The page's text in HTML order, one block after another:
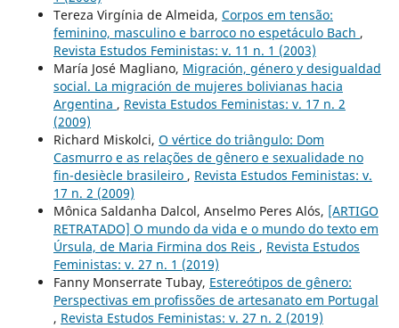
Tereza Virgínia de Almeida, Corpos em tensão:
feminino, masculino e barroco no espetáculo Bach ,
Revista Estudos Feministas: v. 11 n. 1 (2003)
María José Magliano, Migración, género y desigualdad
social. La migración de mujeres bolivianas hacia
Argentina , Revista Estudos Feministas: v. 17 n. 2
(2009)
Richard Miskolci, O vértice do triângulo: Dom
Casmurro e as relações de gênero e sexualidade no
fin-desiècle brasileiro , Revista Estudos Feministas: v.
17 n. 2 (2009)
Mônica Saldanha Dalcol, Anselmo Peres Alós, [ARTIGO
RETRATADO] O mundo da vida e o mundo do texto em
Úrsula, de Maria Firmina dos Reis , Revista Estudos
Feministas: v. 27 n. 1 (2019)
Fanny Monserrate Tubay, Estereótipos de gênero:
Perspectivas em profissões de artesanato em Portugal
, Revista Estudos Feministas: v. 27 n. 2 (2019)